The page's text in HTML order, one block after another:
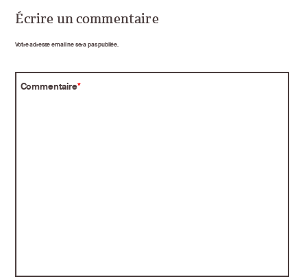
Écrire un commentaire
Votre adresse email ne sera pas publiée.
Commentaire*